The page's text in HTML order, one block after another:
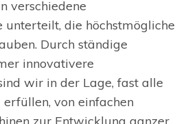
verschiedene
unterteilt, die höchstmögliche
Durch ständige
innovativere
wir in der Lage, fast alle
von einfachen
zur Entwicklung ganzer